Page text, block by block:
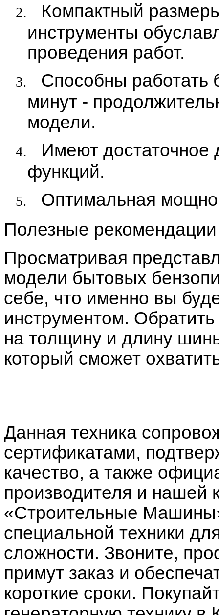
2.
Компактный
инструменты
проведения работ.
3.
Способны работать
минут -
модели.
4.
Имеют достаточное
функций.
5.
Оптимальная
Полезные рекомендации
Просматривая
модели бытовых
себе, что именно вы
инструментом.
на толщину и длину
который сможет
Данная техника
сертификатами,
качество, а также
производителя и нашей
«Строительные
специальной техники
сложности. Звоните,
примут заказ и
короткие сроки.